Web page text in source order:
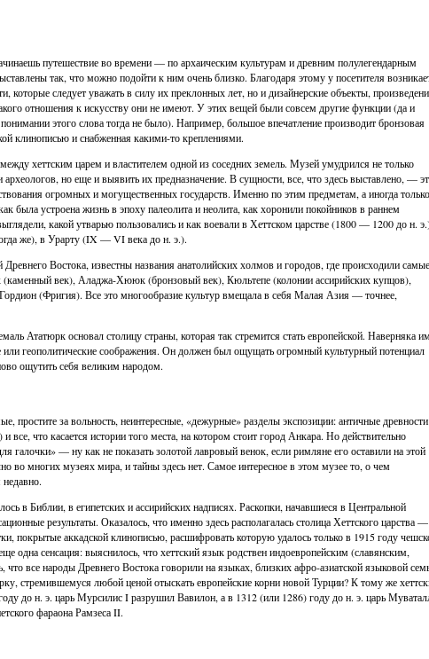
путешествие во времени — по архаическим культурам и древним полулегендарным
так, что можно подойти к ним очень близко. Благодаря этому у посетителя
которые следует уважать в силу их преклонных лет, но и дизайнерские объекты,
отношения к искусству они не имеют. У этих вещей были совсем другие функции (да и
этого слова тогда не было). Например, большое впечатление производит бронзовая
клинописью и снабженная какими-то креплениями.
хеттским царем и властителем одной из соседних земель. Музей умудрился не только
но еще и выявить их предназначение. В сущности, все, что здесь выставлено, —
огромных и могущественных государств. Именно по этим предметам, а иногда
была устроена жизнь в эпоху палеолита и неолита, как хоронили покойников в раннем
какой утварью пользовались и как воевали в Хеттском царстве (1800 — 1200 до н.
же), в Урарту (IX — VI века до н. э.).
Древнего Востока, известны названия анатолийских холмов и городов, где происходили самые
век), Аладжа-Хююк (бронзовый век), Кюльтепе (колонии ассирийских купцов),
(Фригия). Все это многообразие культур вмещала в себя Малая Азия — точнее,
Ататюрк основал столицу страны, которая так стремится стать европейской. Наверняка
или геополитические соображения. Он должен был ощущать огромный культурный потенциал
ощутить себя великим народом.
простите за вольность, неинтересные, «дежурные» разделы экспозиции: античные древности
все, что касается истории того места, на котором стоит город Анкара. Но действительно
галочки» — ну как не показать золотой лавровый венок, если римляне его оставили на этой
во многих музеях мира, и тайны здесь нет. Самое интересное в этом музее то, о чем
в Библии, в египетских и ассирийских надписях. Раскопки, начавшиеся в Центральной
результаты. Оказалось, что именно здесь располагалась столица Хеттского царства —
покрытые аккадской клинописью, расшифровать которую удалось только в 1915 году
одна сенсация: выяснилось, что хеттский язык родствен индоевропейским (славянским,
все народы Древнего Востока говорили на языках, близких афро-азиатской языковой
стремившемуся любой ценой отыскать европейские корни новой Турции? К тому же
до н. э. царь Мурсилис I разрушил Вавилон, а в 1312 (или 1286) году до н. э. царь
фараона Рамзеса II.